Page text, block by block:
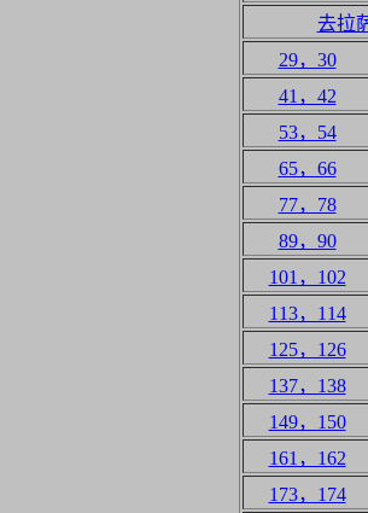
去拉
29，30
41，42
53，54
65，66
77，78
89，90
101，102
113，114
125，126
137，138
149，150
161，162
173，174